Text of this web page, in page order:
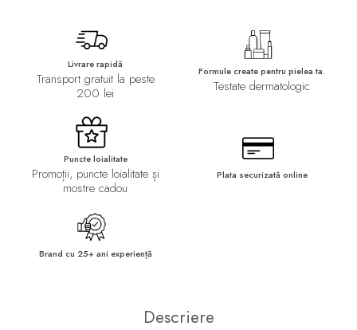
Livrare rapidă
Transport gratuit la peste
200 lei
Formule create pentru pielea ta.
Testate dermatologic
Puncte loialitate
Promoții, puncte loialitate și
mostre cadou
Plata securizată online
Brand cu 25+ ani experiență
Descriere